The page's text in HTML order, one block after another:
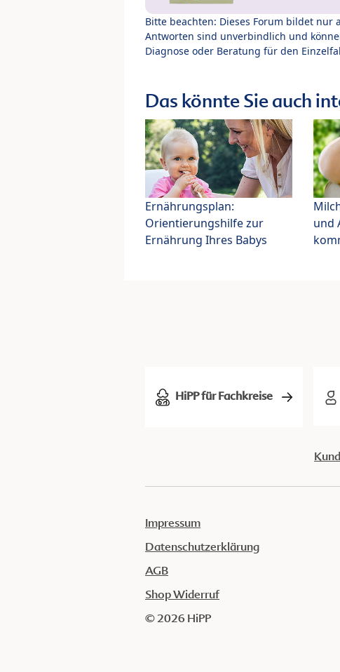
Bitte beachten: Dieses Forum bildet
Antworten sind unverbindlich und
Diagnose oder Beratung für den
Das könnte Sie auch
Ernährungsplan:
Orientierungshilfe zur
Ernährung Ihres Babys
und
HiPP für Fachkreise
Impressum
Datenschutzerklärung
AGB
Shop Widerruf
© 2026 HiPP